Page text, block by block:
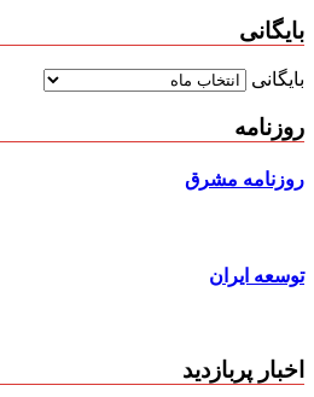
بایگانی
بایگانی
روزنامه
روزنامه مشرق
توسعه ایران
اخبار پربازدید